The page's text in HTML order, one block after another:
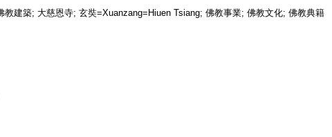
教建築; 大慈恩寺; 玄奘=Xuanzang=Hiuen Tsiang; 佛教事業; 佛教文化; 佛教典籍